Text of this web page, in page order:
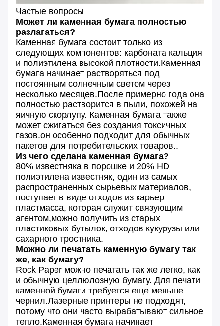
Частые вопросы
Может ли каменная бумага полностью
разлагаться?
Каменная бумага состоит только из
следующих компонентов: карбоната кальция
и полиэтилена высокой плотности.Каменная
бумага начинает растворяться под
постоянным солнечным светом через
несколько месяцев.После примерно года она
полностью растворится в пыли, похожей на
яичную скорлупу. Каменная бумага также
может сжигаться без создания токсичных
газов.он особенно подходит для обычных
пакетов для потребительских товаров..
Из чего сделана каменная бумага?
80% известняка в порошке и 20% HD
полиэтилена известняк, один из самых
распространенных сырьевых материалов,
поступает в виде отходов из карьер
пластмасса, которая служит связующим
агентом,можно получить из старых
пластиковых бутылок, отходов кукурузы или
сахарного тростника.
Можно ли печатать каменную бумагу так
же, как бумагу?
Rock Paper можно печатать так же легко, как
и обычную целлюлозную бумагу. Для печати
каменной бумаги требуется еще меньше
чернил.Лазерные принтеры не подходят,
потому что они часто вырабатывают сильное
тепло.Каменная бумага начинает